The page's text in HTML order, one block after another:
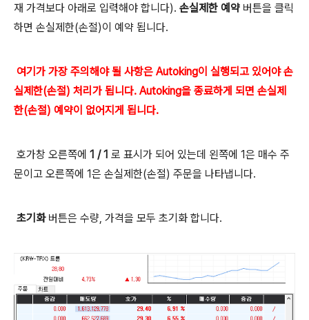
재 가격보다 아래로 입력해야 합니다). 손실제한 예약 버튼을 클릭
하면 손실제한(손절)이 예약 됩니다.
여기가 가장 주의해야 될 사항은 Autoking이 실행되고 있어야 손
실제한(손절) 처리가 됩니다. Autoking을 종료하게 되면 손실제
한(손절) 예약이 없어지게 됩니다.
호가창 오른쪽에 1 / 1 로 표시가 되어 있는데 왼쪽에 1은 매수 주
문이고 오른쪽에 1은 손실제한(손절) 주문을 나타냅니다.
초기화버튼은 수량, 가격을 모두 초기화 합니다.